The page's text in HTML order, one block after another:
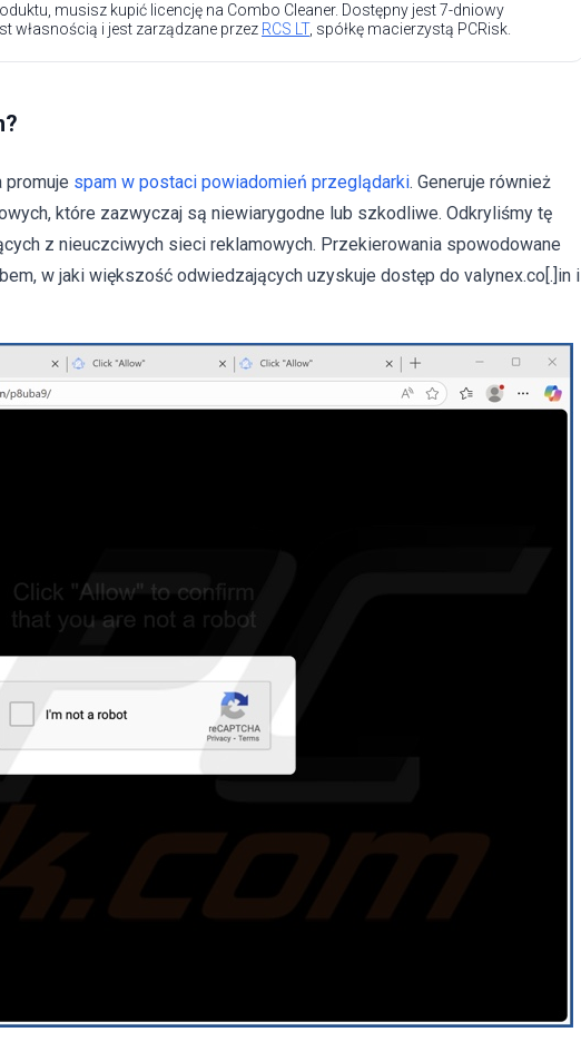
musisz kupić licencję na Combo Cleaner. Dostępny jest 7-dniowy
własnością i jest zarządzane przez RCS LT, spółkę macierzystą PCRisk.
promuje spam w postaci powiadomień przeglądarki. Generuje również
które zazwyczaj są niewiarygodne lub szkodliwe. Odkryliśmy tę
z nieuczciwych sieci reklamowych. Przekierowania spowodowane
w jaki większość odwiedzających uzyskuje dostęp do valynex.co[.]in i